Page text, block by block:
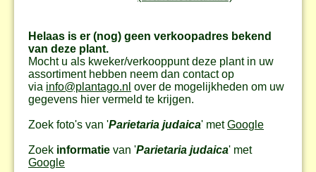
Helaas is er (nog) geen verkoopadres bekend
van deze plant.
Mocht u als kweker/verkooppunt deze plant in uw
assortiment hebben neem dan contact op
via info@plantago.nl over de mogelijkheden om uw
gegevens hier vermeld te krijgen.
Zoek foto's van 'Parietaria judaica' metGoogle
Zoek informatie van 'Parietaria judaica' met
Google